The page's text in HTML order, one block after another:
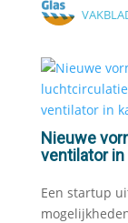
Nieuwe
ventilator
Een startup